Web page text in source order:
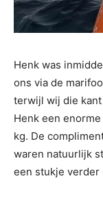
Henk was
ons via de
terwijl wij die
Henk een
kg. De
waren natuurlijk
een stukje verder